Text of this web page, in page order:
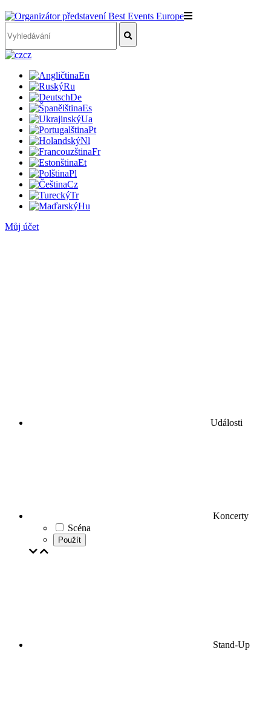
cz
En
Ru
De
Es
Ua
Pt
Nl
Fr
Et
Pl
Cz
Tr
Hu
Můj účet
Události
Koncerty
Scéna
Použít
Stand-Up